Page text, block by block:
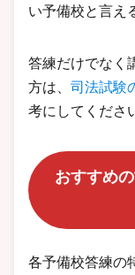
い予備校と言え
答練だけでなく
方は、 司法試験
考にしてくださ
おすすめ
各予備校答練の